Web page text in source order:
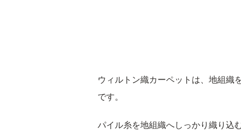
ウィルトン織カーペットは、地組織
です。
パイル糸を地組織へしっかり織り込